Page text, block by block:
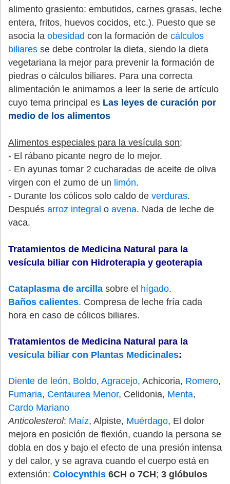
alimento grasiento: embutidos, carnes grasas, leche
entera, fritos, huevos cocidos, etc.). Puesto que se
asocia la obesidad con la formación de cálculos
biliares se debe controlar la dieta, siendo la dieta
vegetariana la mejor para prevenir la formación de
piedras o cálculos biliares. Para una correcta
alimentación le animamos a leer la serie de artículo
cuyo tema principal es Las leyes de curación por
medio de los alimentos
Alimentos especiales para la vesícula son:
- El rábano picante negro de lo mejor.
- En ayunas tomar 2 cucharadas de aceite de oliva
virgen con el zumo de un limón.
- Durante los cólicos solo caldo de verduras.
Después arroz integral o avena. Nada de leche de
vaca.
Tratamientos de Medicina Natural para la
vesícula biliar con Hidroterapia y geoterapia
Cataplasma de arcilla sobre el hígado.
Baños calientes. Compresa de leche fría cada
hora en caso de cólicos biliares.
Tratamientos de Medicina Natural para la
vesícula biliar con Plantas Medicinales:
Diente de león, Boldo, Agracejo, Achicoria, Romero,
Fumaria, Centaurea Menor, Celidonia, Menta,
Cardo Mariano
Anticolesterol: Maíz, Alpiste, Muérdago, El dolor
mejora en posición de flexión, cuando la persona se
dobla en dos y bajo el efecto de una presión intensa
y del calor, y se agrava cuando el cuerpo está en
extensión: Colocynthis 6CH o 7CH; 3 glóbulos